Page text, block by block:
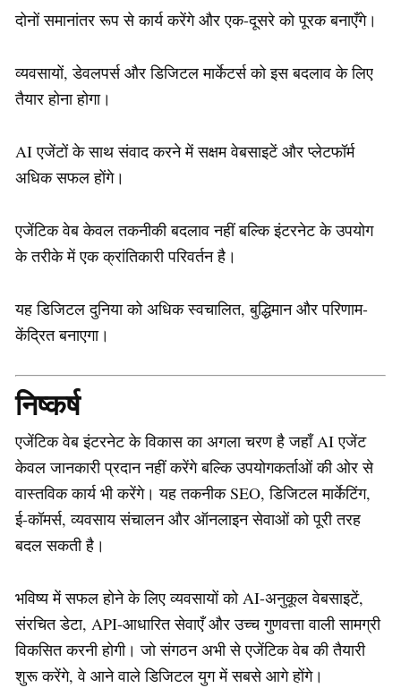
दोनों समानांतर रूप से कार्य करेंगे और एक-दूसरे को पूरक बनाएँगे।
व्यवसायों, डेवलपर्स और डिजिटल मार्केटर्स को इस बदलाव के लिए
तैयार होना होगा।
AI एजेंटों के साथ संवाद करने में सक्षम वेबसाइटें और प्लेटफॉर्म
अधिक सफल होंगे।
एजेंटिक वेब केवल तकनीकी बदलाव नहीं बल्कि इंटरनेट के उपयोग
के तरीके में एक क्रांतिकारी परिवर्तन है।
यह डिजिटल दुनिया को अधिक स्वचालित, बुद्धिमान और परिणाम-
केंद्रित बनाएगा।
निष्कर्ष
एजेंटिक वेब इंटरनेट के विकास का अगला चरण है जहाँ AI एजेंट
केवल जानकारी प्रदान नहीं करेंगे बल्कि उपयोगकर्ताओं की ओर से
वास्तविक कार्य भी करेंगे। यह तकनीक SEO, डिजिटल मार्केटिंग,
ई-कॉमर्स, व्यवसाय संचालन और ऑनलाइन सेवाओं को पूरी तरह
बदल सकती है।
भविष्य में सफल होने के लिए व्यवसायों को AI-अनुकूल वेबसाइटें,
संरचित डेटा, API-आधारित सेवाएँ और उच्च गुणवत्ता वाली सामग्री
विकसित करनी होगी। जो संगठन अभी से एजेंटिक वेब की तैयारी
शुरू करेंगे, वे आने वाले डिजिटल युग में सबसे आगे होंगे।